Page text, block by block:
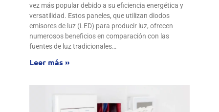
vez más popular debido a su eficiencia energética y
versatilidad. Estos paneles, que utilizan diodos
emisores de luz (LED) para producir luz, ofrecen
numerosos beneficios en comparación con las
fuentes de luz tradicionales…
Leer más »